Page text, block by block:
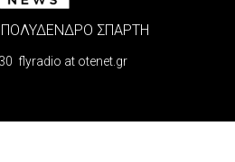
ΠΟΛΥΔΕΝΔΡΟ ΣΠΑΡΤΗ
flyradio at otenet.gr